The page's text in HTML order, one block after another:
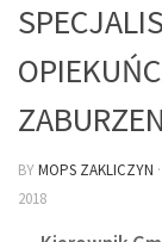
BYMOPS ZAKLICZYN
2018